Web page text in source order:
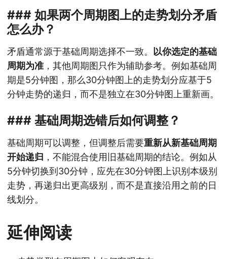
### 如果两个周期图上的走势划分矛盾
怎么办？
矛盾通常源于基础周期选择不一致。
以你选定的基础
周期为准 ，其他周期图只作为辅助参考。例如基础周
期是5分钟图，那么30分钟图上的走势划分应基于5
分钟走势的递归，而不是独立在30分钟图上重新画。
### 基础周期选错后如何调整？
基础周期可以调整，但调整后需要重新从新基础周期
开始递归 ，不能混合使用旧基础周期的结论。例如从
5分钟切换到30分钟，应先在30分钟图上识别本级别
走势，再递归出更高级别，而不是直接沿用之前的日
线划分。
延伸阅读